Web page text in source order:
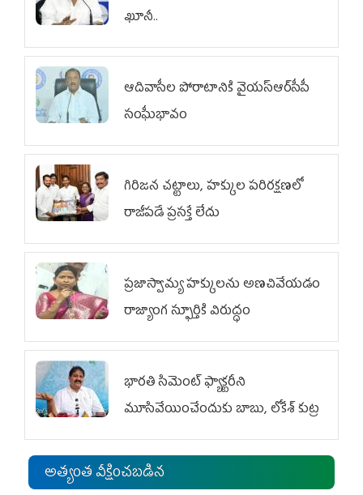
ఖూనీ..
ఆదివాసీల పోరాటానికి వైయ‌స్ఆర్‌సీపీ
సంఘీభావం
గిరిజన చట్టాలు, హక్కుల పరిరక్షణలో
రాజీపడే ప్రసక్తే లేదు
ప్రజాస్వామ్య హక్కులను అణచివేయడం
రాజ్యాంగ స్ఫూర్తికి విరుద్ధం
భారతి సిమెంట్ ఫ్యాక్టరీని
మూసివేయించేందుకు బాబు, లోకేశ్ కుట్ర
అత్యంత వీక్షించబడిన